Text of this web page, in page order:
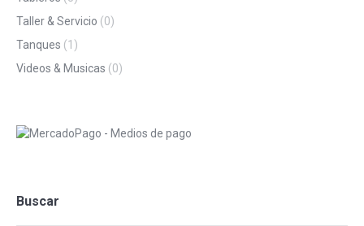
Taller & Servicio (0)
Tanques (1)
Videos & Musicas (0)
Buscar